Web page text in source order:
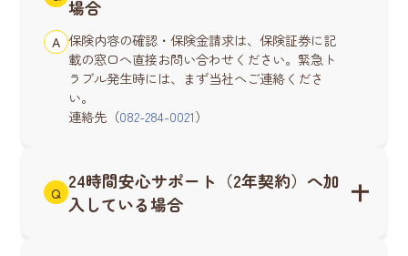
場合
A 保険内容の確認・保険金請求は、保険証券に記
載の窓口へ直接お問い合わせください。緊急ト
ラブル発生時には、まず当社へご連絡くださ
い。
連絡先（082-284-0021）
Q 24時間安心サポート（2年契約）へ加
入している場合